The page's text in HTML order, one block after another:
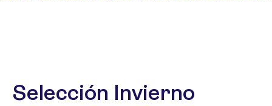
Selección Invierno